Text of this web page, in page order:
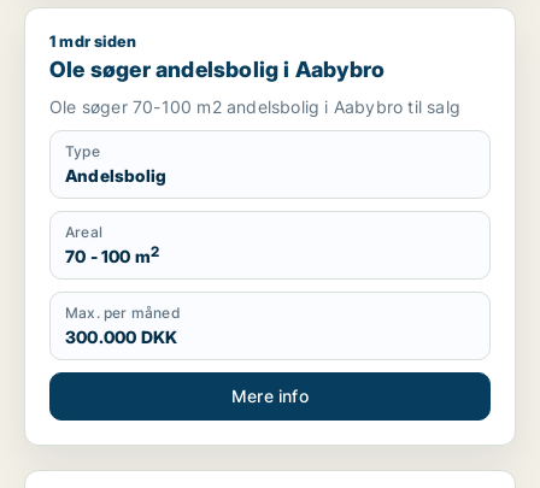
Ole søger andelsbolig i Aabybro
1 mdr siden
Ole søger andelsbolig i Aabybro
Ole søger 70-100 m2 andelsbolig i Aabybro til salg
Type
Andelsbolig
Areal
70 - 100 m2
Max. per måned
300.000 DKK
Mere info